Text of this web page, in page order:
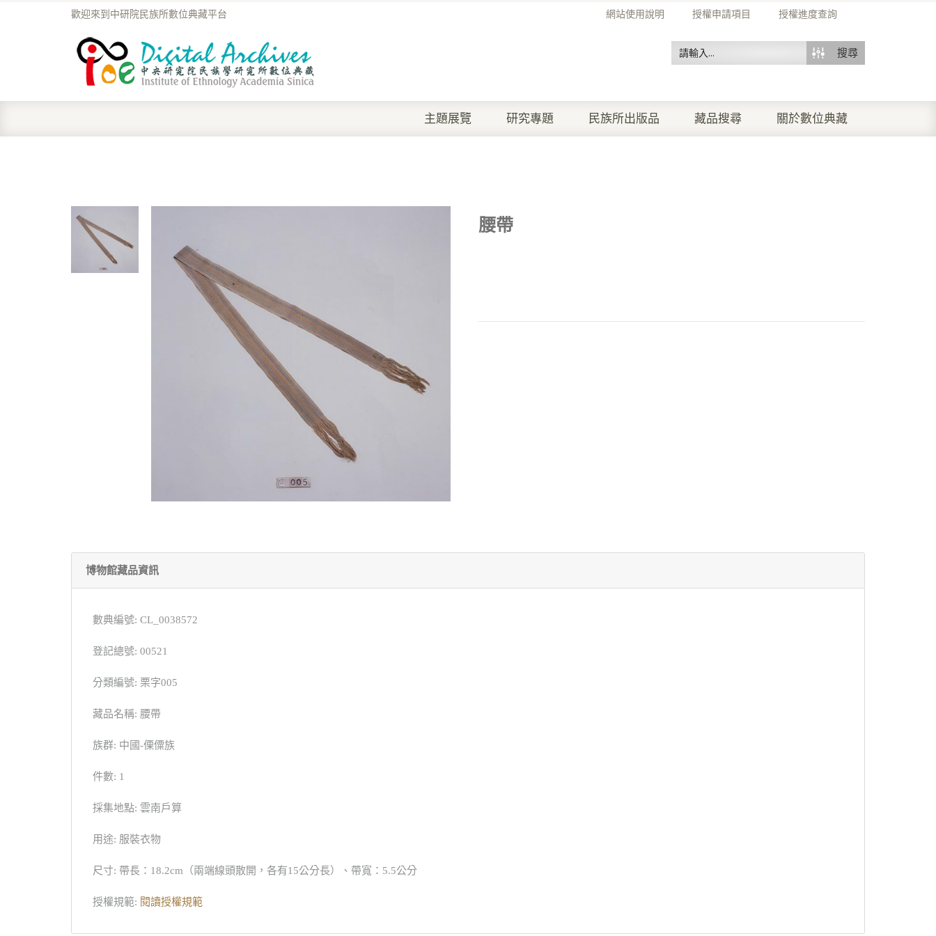
網站使用說明 授權申請項目 授權進度查詢
歡迎來到中研院民族所數位典藏平台
搜尋
主題展覽 研究專題 民族所出版品 藏品搜尋 關於數位典藏
腰帶
博物館藏品資訊
數典編號: CL_0038572
登記總號: 00521
分類編號: 栗字005
藏品名稱: 腰帶
族群: 中國-傈僳族
件數: 1
採集地點: 雲南戶算
用途: 服裝衣物
尺寸: 帶長：18.2cm（兩端線頭散開，各有15公分長）、帶寬：5.5公分
授權規範: 閱讀授權規範